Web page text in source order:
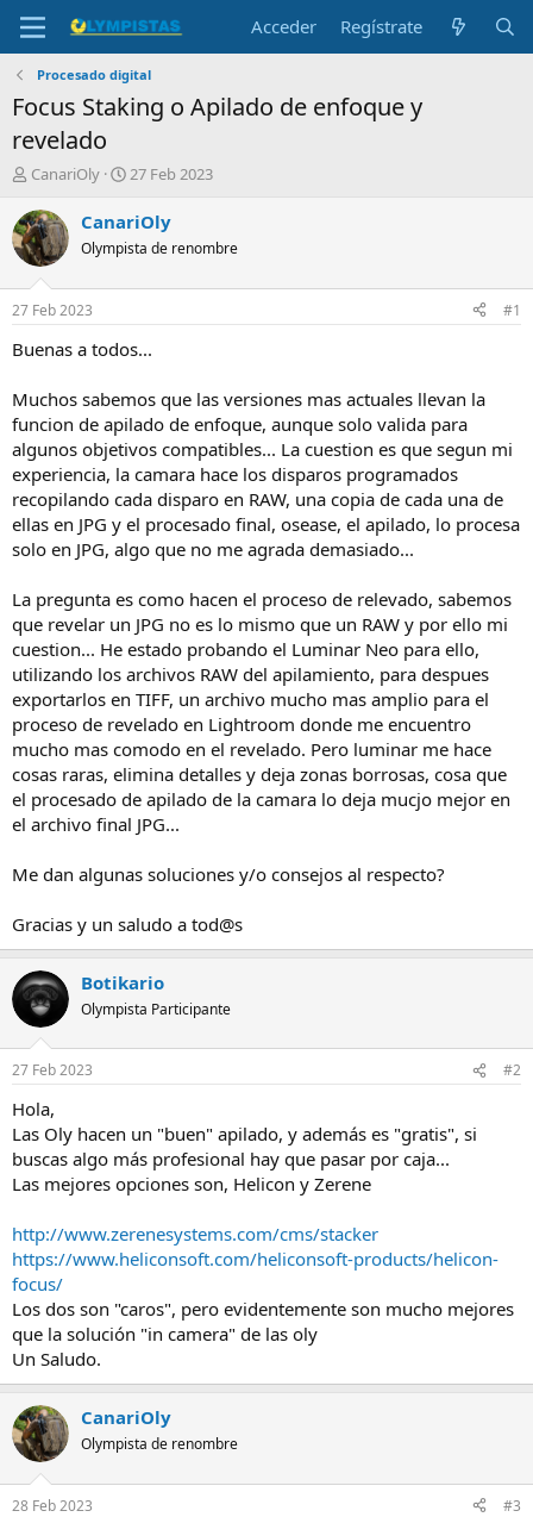
Acceder Regístrate
Procesado digital
Focus Staking o Apilado de enfoque y
revelado
I
i
c
i
a
d
o
r
l
t
e
m
a
CanariOly
F
c
a
i
n
i
o
27 Feb 2023
CanariOly
Olympista de renombre
27 Feb 2023 #1
Buenas a todos...
Muchos sabemos que las versiones mas actuales llevan la
funcion de apilado de enfoque, aunque solo valida para
algunos objetivos compatibles... La cuestion es que segun mi
experiencia, la camara hace los disparos programados
recopilando cada disparo en RAW, una copia de cada una de
ellas en JPG y el procesado final, osease, el apilado, lo procesa
solo en JPG, algo que no me agrada demasiado...
La pregunta es como hacen el proceso de relevado, sabemos
que revelar un JPG no es lo mismo que un RAW y por ello mi
cuestion... He estado probando el Luminar Neo para ello,
utilizando los archivos RAW del apilamiento, para despues
exportarlos en TIFF, un archivo mucho mas amplio para el
proceso de revelado en Lightroom donde me encuentro
mucho mas comodo en el revelado. Pero luminar me hace
cosas raras, elimina detalles y deja zonas borrosas, cosa que
el procesado de apilado de la camara lo deja mucjo mejor en
el archivo final JPG...
Me dan algunas soluciones y/o consejos al respecto?
Gracias y un saludo a tod@s
Botikario
Olympista Participante
27 Feb 2023 #2
Hola,
Las Oly hacen un "buen" apilado, y además es "gratis", si
buscas algo más profesional hay que pasar por caja...
Las mejores opciones son, Helicon y Zerene
http://www.zerenesystems.com/cms/stacker
https://www.heliconsoft.com/heliconsoft-products/helicon-
focus/
Los dos son "caros", pero evidentemente son mucho mejores
que la solución "in camera" de las oly
Un Saludo.
CanariOly
Olympista de renombre
28 Feb 2023 #3